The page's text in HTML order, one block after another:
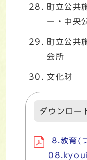
町立公共
ー・中央
町立公共
会所
文化財
ダウンロー
8.教育(